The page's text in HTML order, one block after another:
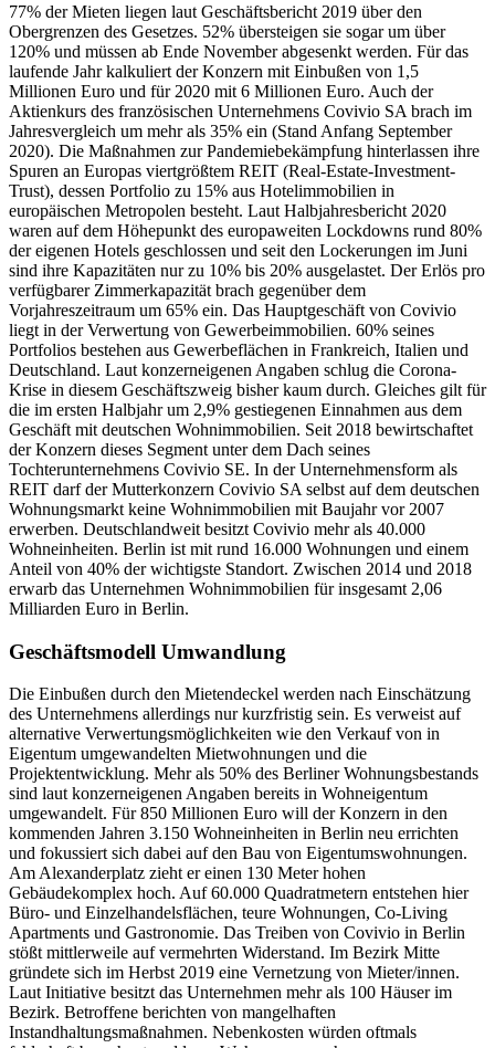
77% der Mieten liegen laut Geschäftsbericht 2019 über den
Obergrenzen des Gesetzes. 52% übersteigen sie sogar um über
120% und müssen ab Ende November abgesenkt werden. Für das
laufende Jahr kalkuliert der Konzern mit Einbußen von 1,5
Millionen Euro und für 2020 mit 6 Millionen Euro. Auch der
Aktienkurs des französischen Unternehmens Covivio SA brach im
Jahresvergleich um mehr als 35% ein (Stand Anfang September
2020). Die Maßnahmen zur Pandemiebekämpfung hinterlassen ihre
Spuren an Europas viertgrößtem REIT (Real-Estate-Investment-
Trust), dessen Portfolio zu 15% aus Hotelimmobilien in
europäischen Metropolen besteht. Laut Halbjahresbericht 2020
waren auf dem Höhepunkt des europaweiten Lockdowns rund 80%
der eigenen Hotels geschlossen und seit den Lockerungen im Juni
sind ihre Kapazitäten nur zu 10% bis 20% ausgelastet. Der Erlös pro
verfügbarer Zimmerkapazität brach gegenüber dem
Vorjahreszeitraum um 65% ein. Das Hauptgeschäft von Covivio
liegt in der Verwertung von Gewerbeimmobilien. 60% seines
Portfolios bestehen aus Gewerbeflächen in Frankreich, Italien und
Deutschland. Laut konzerneigenen Angaben schlug die Corona-
Krise in diesem Geschäftszweig bisher kaum durch. Gleiches gilt für
die im ersten Halbjahr um 2,9% gestiegenen Einnahmen aus dem
Geschäft mit deutschen Wohnimmobilien. Seit 2018 bewirtschaftet
der Konzern dieses Segment unter dem Dach seines
Tochterunternehmens Covivio SE. In der Unternehmensform als
REIT darf der Mutterkonzern Covivio SA selbst auf dem deutschen
Wohnungsmarkt keine Wohnimmobilien mit Baujahr vor 2007
erwerben. Deutschlandweit besitzt Covivio mehr als 40.000
Wohneinheiten. Berlin ist mit rund 16.000 Wohnungen und einem
Anteil von 40% der wichtigste Standort. Zwischen 2014 und 2018
erwarb das Unternehmen Wohnimmobilien für insgesamt 2,06
Milliarden Euro in Berlin.
Geschäftsmodell Umwandlung
Die Einbußen durch den Mietendeckel werden nach Einschätzung
des Unternehmens allerdings nur kurzfristig sein. Es verweist auf
alternative Verwertungsmöglichkeiten wie den Verkauf von in
Eigentum umgewandelten Mietwohnungen und die
Projektentwicklung. Mehr als 50% des Berliner Wohnungsbestands
sind laut konzerneigenen Angaben bereits in Wohneigentum
umgewandelt. Für 850 Millionen Euro will der Konzern in den
kommenden Jahren 3.150 Wohneinheiten in Berlin neu errichten
und fokussiert sich dabei auf den Bau von Eigentumswohnungen.
Am Alexanderplatz zieht er einen 130 Meter hohen
Gebäudekomplex hoch. Auf 60.000 Quadratmetern entstehen hier
Büro- und Einzelhandelsflächen, teure Wohnungen, Co-Living
Apartments und Gastronomie. Das Treiben von Covivio in Berlin
stößt mittlerweile auf vermehrten Widerstand. Im Bezirk Mitte
gründete sich im Herbst 2019 eine Vernetzung von Mieter/innen.
Laut Initiative besitzt das Unternehmen mehr als 100 Häuser im
Bezirk. Betroffene berichten von mangelhaften
Instandhaltungsmaßnahmen. Nebenkosten würden oftmals